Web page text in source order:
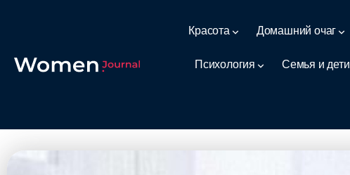
Красота Домашний очаг
Психология Семья и дети